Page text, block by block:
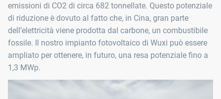
emissioni di CO2 di circa 682 tonnellate. Questo potenziale
di riduzione è dovuto al fatto che, in Cina, gran parte
dell’elettricità viene prodotta dal carbone, un combustibile
fossile. Il nostro impianto fotovoltaico di Wuxi può essere
ampliato per ottenere, in futuro, una resa potenziale fino a
1,3 MWp.